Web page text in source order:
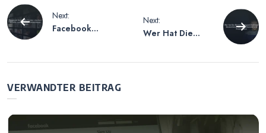
Beitragsnavigation
Next:
Facebook
Verbundener
Next:
Wer Hat Die
Prominenten
VERWANDTER BEITRAG